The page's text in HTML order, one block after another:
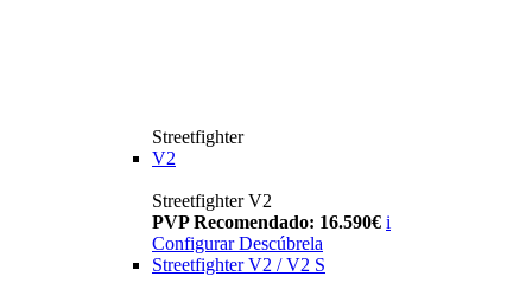
Streetfighter
V2
Streetfighter V2
PVP Recomendado: 16.590€ i
Configurar Descúbrela
Streetfighter V2 / V2 S